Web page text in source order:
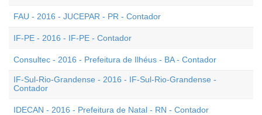
FAU - 2016 - JUCEPAR - PR - Contador
IF-PE - 2016 - IF-PE - Contador
Consultec - 2016 - Prefeitura de Ilhéus - BA - Contador
IF-Sul-Rio-Grandense - 2016 - IF-Sul-Rio-Grandense -
Contador
IDECAN - 2016 - Prefeitura de Natal - RN - Contador